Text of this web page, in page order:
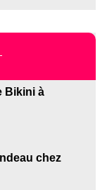
Bikini à
chez